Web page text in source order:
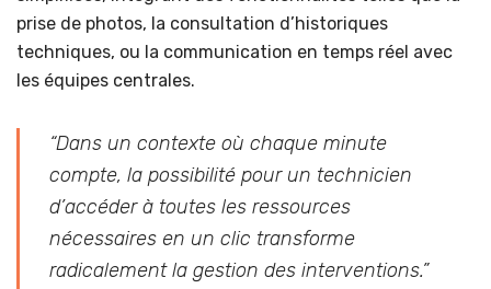
prise de photos, la consultation d’historiques
techniques, ou la communication en temps réel avec
les équipes centrales.
“Dans un contexte où chaque minute
compte, la possibilité pour un technicien
d’accéder à toutes les ressources
nécessaires en un clic transforme
radicalement la gestion des interventions.”